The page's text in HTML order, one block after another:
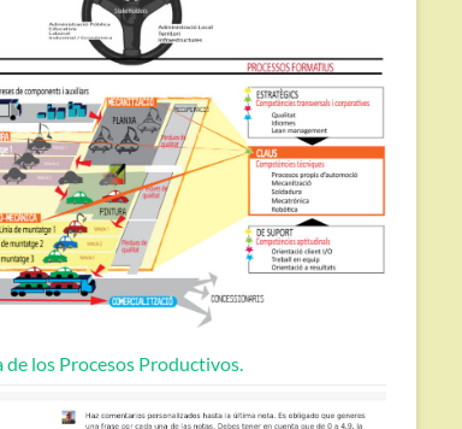
los Procesos Productivos.